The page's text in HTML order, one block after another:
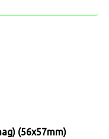
(56x57mm)